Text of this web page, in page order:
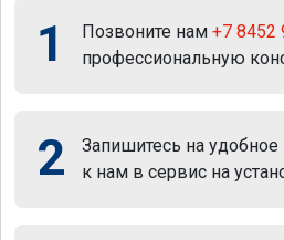
1 Позвоните нам +7 8452
профессиональную
2
Запишитесь на
к нам в сервис на